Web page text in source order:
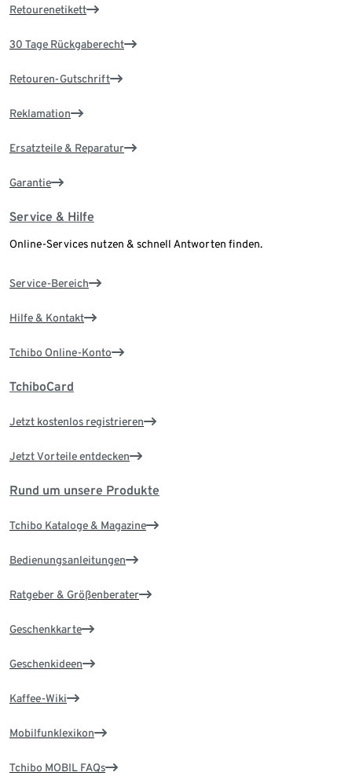
Retourenetikett
30 Tage Rückgaberecht
Retouren-Gutschrift
Reklamation
Ersatzteile & Reparatur
Garantie
Service & Hilfe
Online-Services nutzen & schnell Antworten finden.
Service-Bereich
Hilfe & Kontakt
Tchibo Online-Konto
TchiboCard
Jetzt kostenlos registrieren
Jetzt Vorteile entdecken
Rund um unsere Produkte
Tchibo Kataloge & Magazine
Bedienungsanleitungen
Ratgeber & Größenberater
Geschenkkarte
Geschenkideen
Kaffee-Wiki
Mobilfunklexikon
Tchibo MOBIL FAQs